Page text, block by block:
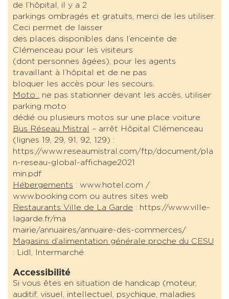
de l’hôpital, il y a 2
parkings ombragés et gratuits, merci de les utiliser.
Ceci permet de laisser
des places disponibles dans l’enceinte de
Clémenceau pour les visiteurs
(dont personnes âgées), pour les agents
travaillant à l’hôpital et de ne pas
bloquer les accès pour les secours.
Moto : ne pas stationner devant les accès, utiliser
parking moto
dédié ou plusieurs motos sur une place voiture
Bus Réseau Mistral – arrêt Hôpital Clémenceau
(lignes 19, 29, 91, 92, 129) :
https://www.reseaumistral.com/ftp/document/pla
n-reseau-global-affichage2021
min.pdf
Hébergements : www.hotel.com /
www.booking.com ou autres sites web
Restaurants Ville de La Garde : https://www.ville-
lagarde.fr/ma
mairie/annuaires/annuaire-des-commerces/
Magasins d’alimentation générale proche du CESU
: Lidl, Intermarché
Accessibilité
Si vous êtes en situation de handicap (moteur,
auditif, visuel, intellectuel, psychique, maladies